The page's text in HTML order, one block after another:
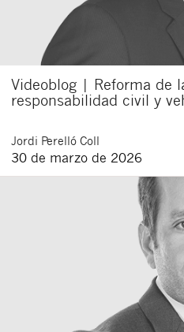
Videoblog | Reforma de
responsabilidad civil y
Jordi Perelló Coll
30 de marzo de 2026